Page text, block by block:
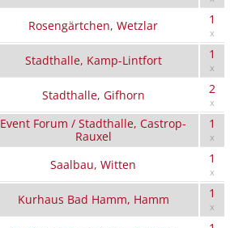
Rosengärtchen, Wetzlar 1
x
Stadthalle, Kamp-Lintfort 1
x
Stadthalle, Gifhorn 2
x
Event Forum / Stadthalle, Castrop-
Rauxel
1
x
Saalbau, Witten 1
x
Kurhaus Bad Hamm, Hamm 1
x